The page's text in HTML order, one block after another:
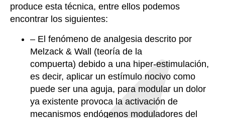
produce esta técnica, entre ellos podemos
encontrar los siguientes:
– El fenómeno de analgesia descrito por
Melzack & Wall (teoría de la
compuerta) debido a una hiper-estimulación,
es decir, aplicar un estímulonocivo como
puede ser una aguja, para modular un dolor
ya existente provoca la activación de
mecanismos endógenos moduladores del